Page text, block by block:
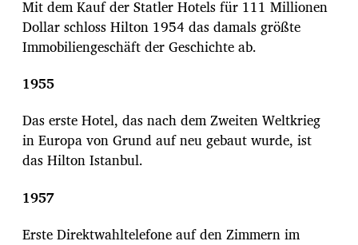
Mit dem Kauf der Statler Hotels für 111 Millionen
Dollar schloss Hilton 1954 das damals größte
Immobiliengeschäft der Geschichte ab.
1955
Das erste Hotel, das nach dem Zweiten Weltkrieg
in Europa von Grund auf neu gebaut wurde, ist
das Hilton Istanbul.
1957
Erste Direktwahltelefone auf den Zimmern im